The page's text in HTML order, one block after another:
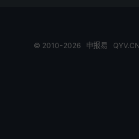
© 2010-2026 申报易 QYV.CN